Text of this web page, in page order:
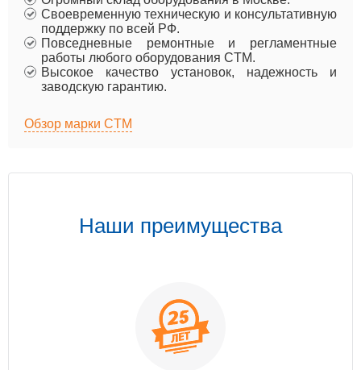
Своевременную техническую и консультативную
поддержку по всей РФ.
Повседневные ремонтные и регламентные
работы любого оборудования CTM.
Высокое качество установок, надежность и
заводскую гарантию.
Обзор марки CTM
Наши преимущества